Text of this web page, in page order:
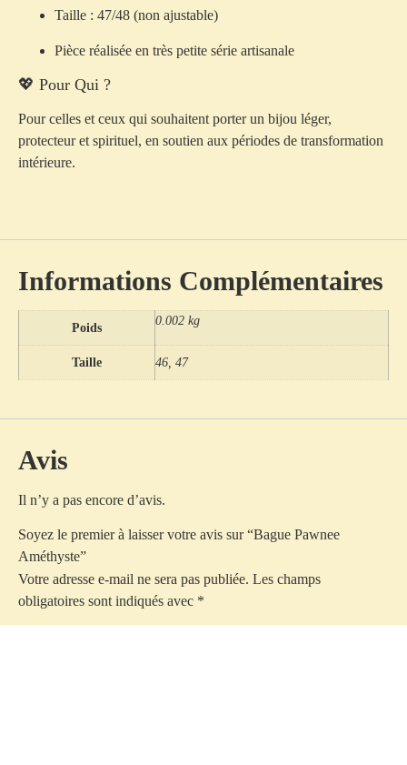
Taille : 47/48 (non ajustable)
Pièce réalisée en très petite série artisanale
💖 Pour Qui ?
Pour celles et ceux qui souhaitent porter un bijou léger,
protecteur et spirituel, en soutien aux périodes de transformation
intérieure.
Informations Complémentaires
Poids 0.002 kg
Taille 46, 47
Avis
Il n’y a pas encore d’avis.
Soyez le premier à laisser votre avis sur “Bague Pawnee
Améthyste”
Votre adresse e-mail ne sera pas publiée. Les champs
obligatoires sont indiqués avec *